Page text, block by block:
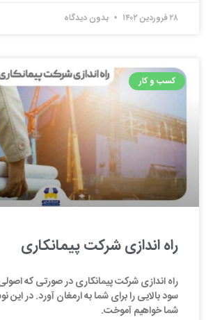
۲۸ فروردین ۱۴۰۲ بدون دیدگاه
کسب و کار
راه اندازی شرکت پیمانکاری
راه اندازی شرکت پیمانکاری در صورتی که
سود بالایی را برای شما به ارمغان آورد. در این
شما خواهیم آموخت.